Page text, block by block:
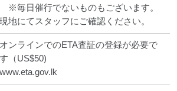
※毎日催行でないものもございます。
現地にてスタッフにご確認ください。
オンラインでのETA査証の登録が必要で
す（US$50)
www.eta.gov.lk